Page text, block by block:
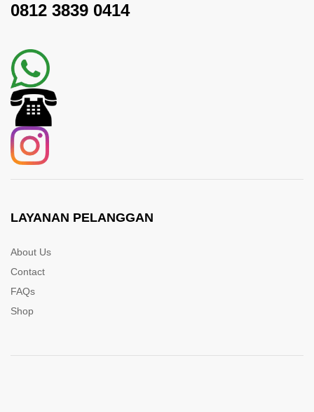
0812 3839 0414
LAYANAN PELANGGAN
About Us
Contact
FAQs
Shop